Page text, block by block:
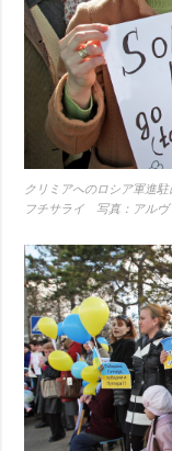
クリミアへのロシア軍進
フチサライ 写真：アルヴ